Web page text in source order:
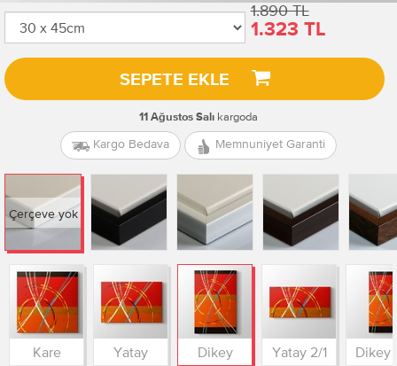
1.890 TL
1.323 TL
SEPETE EKLE
11 Ağustos Salı kargoda
Kargo Bedava Memnuniyet Garanti
Çerçeve yok
Kare Yatay Dikey Yatay 2/1 Dikey